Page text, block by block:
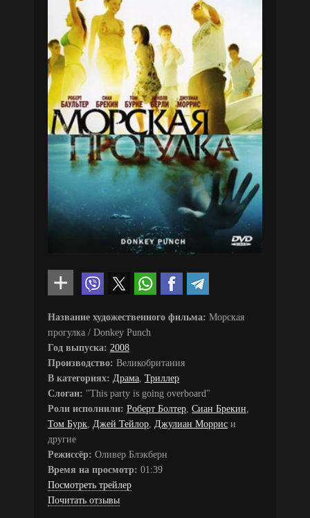
Название художественного фильма: Морская
прогулка / Donkey Punch
Год выпуска: 2008
Производство: Великобритания
В категориях: Драма Триллер
Слоган: "This party is going overboard"
Роли исполнили: Роберт Болтер Сиан Брекин
Том Бурк Джей Тейлор Джулиан Моррис и
другие
Режиссёр: Оливер Блэкберн
Время на просмотр: 01:39
Посмотреть трейлер
Почитать отзывы